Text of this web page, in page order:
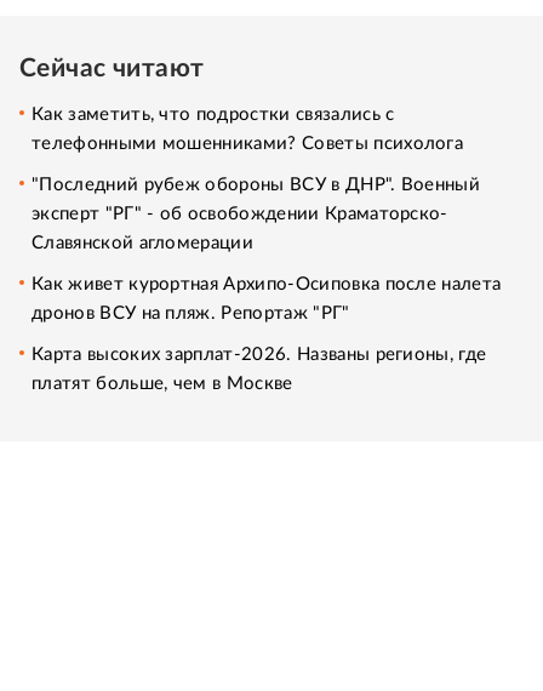
Сейчас читают
Как заметить, что подростки связались с
телефонными мошенниками? Советы психолога
"Последний рубеж обороны ВСУ в ДНР". Военный
эксперт "РГ" - об освобождении Краматорско-
Славянской агломерации
Как живет курортная Архипо-Осиповка после налета
дронов ВСУ на пляж. Репортаж "РГ"
Карта высоких зарплат-2026. Названы регионы, где
платят больше, чем в Москве